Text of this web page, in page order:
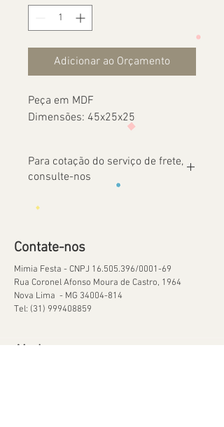
Adicionar ao Orçamento
Peça em MDF
Dimensões: 45x25x25
Para cotação do serviço de frete,
consulte-nos
Contate-nos
Mimia Festa - CNPJ 16.505.396/0001-69
Rua Coronel Afonso Moura de Castro, 1964
Nova Lima - MG 34004-814
Tel: (31) 999408859
Ajuda